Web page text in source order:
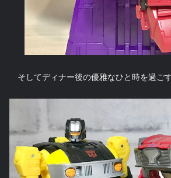
そしてディナー後の優雅なひと時を過ご